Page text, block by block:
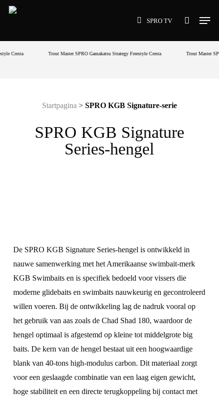
SPRO TV zoeken
Menu
Cresta Trout Master SPRO Gamakatsu Strategy Freestyle Cresta Trout Master
Startpagina > SPRO KGB Signature-serie
SPRO KGB Signature
Series-hengel
De SPRO KGB Signature Series-hengel is ontwikkeld in
nauwe samenwerking met het Amerikaanse swimbait-merk
KGB Swimbaitsen is specifiek bedoeld voor vissers die
moderne glidebaits en swimbaits nauwkeurig en gecontroleerd
willen voeren. Bij de ontwikkeling lag de nadruk vooral op
het gebruik van aas zoals de Chad Shad 180, waardoor de
hengel optimaal is afgestemd op kleine tot middelgrote big
baits. De kern van de hengel bestaat uit een hoogwaardige
blank van 40-tons high-modulus carbon. Dit materiaal zorgt
voor een geslaagde combinatie van een laag eigen gewicht,
hoge stabiliteit en een directe terugkoppeling bij contact met